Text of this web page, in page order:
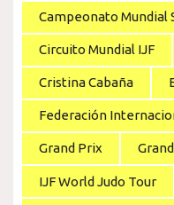
Campeonato Mundial
Circuito Mundial IJF
Cristina Cabaña
Federación
Grand Prix
IJF World Judo Tour